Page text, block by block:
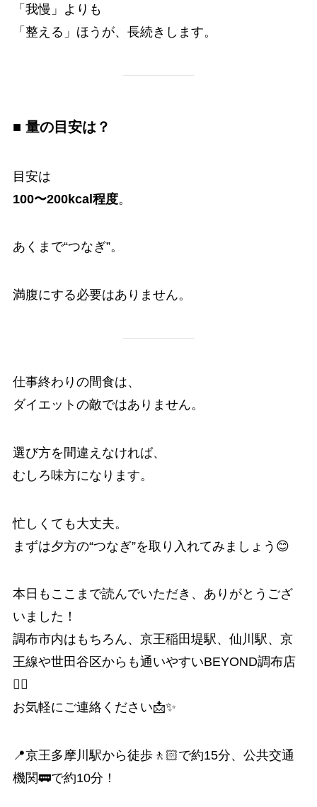
「我慢」よりも
「整える」ほうが、長続きします。
■ 量の目安は？
目安は
100〜200kcal程度。
あくまで“つなぎ”。
満腹にする必要はありません。
仕事終わりの間食は、
ダイエットの敵ではありません。
選び方を間違えなければ、
むしろ味方になります。
忙しくても大丈夫。
まずは夕方の“つなぎ”を取り入れてみましょう😊
本日もここまで読んでいただき、ありがとうござ
いました！
調布市内はもちろん、京王稲田堤駅、仙川駅、京
王線や世田谷区からも通いやすいBEYOND調布店
🏋️‍♂️
お気軽にご連絡ください📩✨
📍京王多摩川駅から徒歩🚶🏻で約15分、公共交通
機関🚃で約10分！